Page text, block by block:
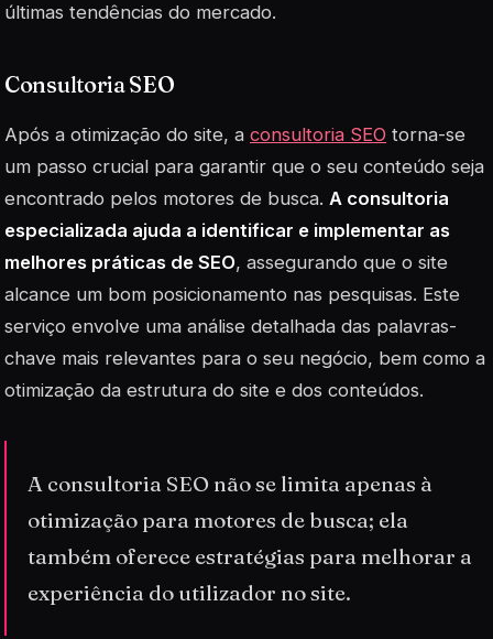
últimas tendências do mercado.
Consultoria SEO
Após a otimização do site, a consultoria SEO torna-se
um passo crucial para garantir que o seu conteúdo seja
encontrado pelos motores de busca. A consultoria
especializada ajuda a identificar e implementar as
melhores práticas de SEO, assegurando que o site
alcance um bom posicionamento nas pesquisas. Este
serviço envolve uma análise detalhada das palavras-
chave mais relevantes para o seu negócio, bem como a
otimização da estrutura do site e dos conteúdos.
A consultoria SEO não se limita apenas à
otimização para motores de busca; ela
também oferece estratégias para melhorar a
experiência do utilizador no site.